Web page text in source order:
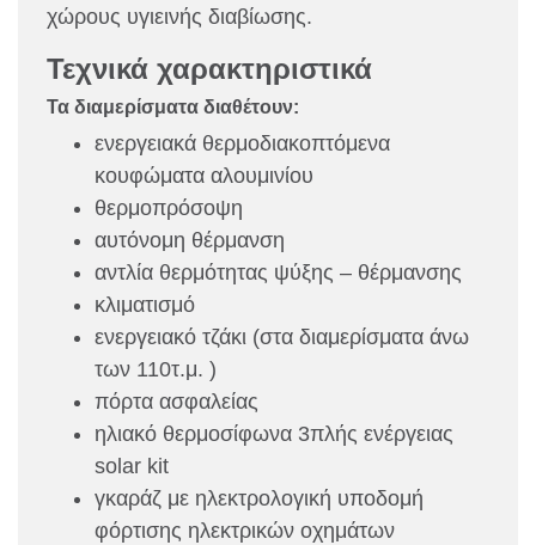
χώρους υγιεινής διαβίωσης.
Τεχνικά χαρακτηριστικά
Τα διαμερίσματα διαθέτουν:
ενεργειακά θερμοδιακοπτόμενα
κουφώματα αλουμινίου
θερμοπρόσοψη
αυτόνομη θέρμανση
αντλία θερμότητας ψύξης – θέρμανσης
κλιματισμό
ενεργειακό τζάκι (στα διαμερίσματα άνω
των 110τ.μ. )
πόρτα ασφαλείας
ηλιακό θερμοσίφωνα 3πλής ενέργειας
solar kit
γκαράζ με ηλεκτρολογική υποδομή
φόρτισης ηλεκτρικών οχημάτων